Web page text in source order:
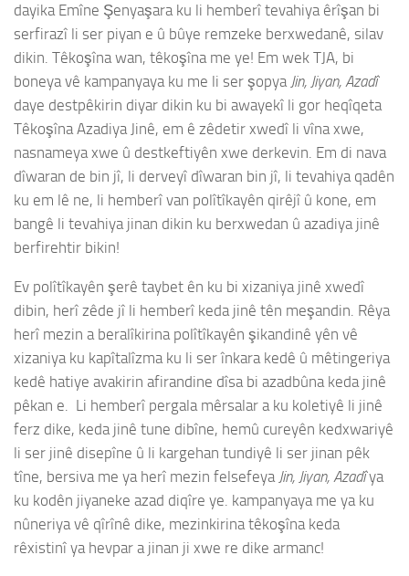
dayika Emîne Şenyaşara ku li hemberî tevahiya êrîşan bi
serfirazî li ser piyan e û bûye remzeke berxwedanê, silav
dikin. Têkoşîna wan, têkoşîna me ye! Em wek TJA, bi
boneya vê kampanyaya ku me li ser şopya Jin, Jiyan, Azadî
daye destpêkirin diyar dikin ku bi awayekî li gor heqîqeta
Têkoşîna Azadiya Jinê, em ê zêdetir xwedî li vîna xwe,
nasnameya xwe û destkeftiyên xwe derkevin. Em di nava
dîwaran de bin jî, li derveyî dîwaran bin jî, li tevahiya qadên
ku em lê ne, li hemberî van polîtîkayên qirêjî û kone, em
bangê li tevahiya jinan dikin ku berxwedan û azadiya jinê
berfirehtir bikin!
Ev polîtîkayên şerê taybet ên ku bi xizaniya jinê xwedî
dibin, herî zêde jî li hemberî keda jinê tên meşandin. Rêya
herî mezin a beralîkirina polîtîkayên şikandinê yên vê
xizaniya ku kapîtalîzma ku li ser înkara kedê û mêtingeriya
kedê hatiye avakirin afirandine dîsa bi azadbûna keda jinê
pêkan e. Li hemberî pergala mêrsalar a ku koletiyê li jinê
ferz dike, keda jinê tune dibîne, hemû cureyên kedxwariyê
li ser jinê disepîne û li kargehan tundiyê li ser jinan pêk
tîne, bersiva me ya herî mezin felsefeya Jin, Jiyan, Azadîya
ku kodên jiyaneke azad diqîre ye. kampanyaya me ya ku
nûneriya vê qîrînê dike, mezinkirina têkoşîna keda
rêxistinî ya hevpar a jinan ji xwe re dike armanc!